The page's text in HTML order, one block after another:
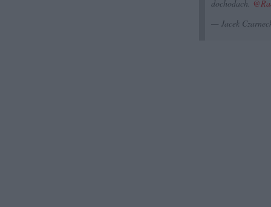
dochodach.
— Jacek